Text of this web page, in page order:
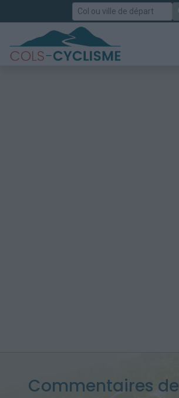
Rechercher
Commentaires de